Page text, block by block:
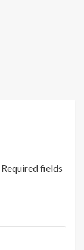
Required fields